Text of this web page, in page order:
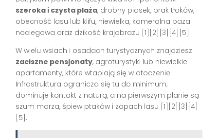
szeroka i czysta plaża, drobny piasek, brak tłoków,
obecność lasu lub klifu, niewielka, kameralna baza
noclegowa oraz dzikość krajobrazu [1][2][3][4][5].
W wielu wsiach i osadach turystycznych znajdziesz
zaciszne pensjonaty, agroturystyki lub niewielkie
apartamenty, które wtapiają się w otoczenie.
Infrastruktura ogranicza się tu do minimum;
dominuje kontakt z naturą, a na pierwszym planie są
szum morza, śpiew ptaków i zapach lasu [1][2][3][4]
[5].